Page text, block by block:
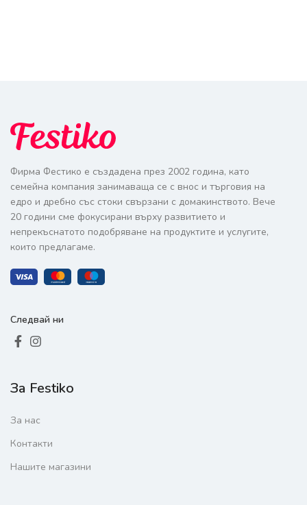
Фирма Фестико е създадена през 2002 година, като
семейна компания занимаваща се с внос и търговия на
едро и дребно със стоки свързани с домакинството. Вече
20 години сме фокусирани върху развитието и
непрекъснатото подобряване на продуктите и услугите,
които предлагаме.
Следвай ни
За Festiko
За нас
Контакти
Нашите магазини